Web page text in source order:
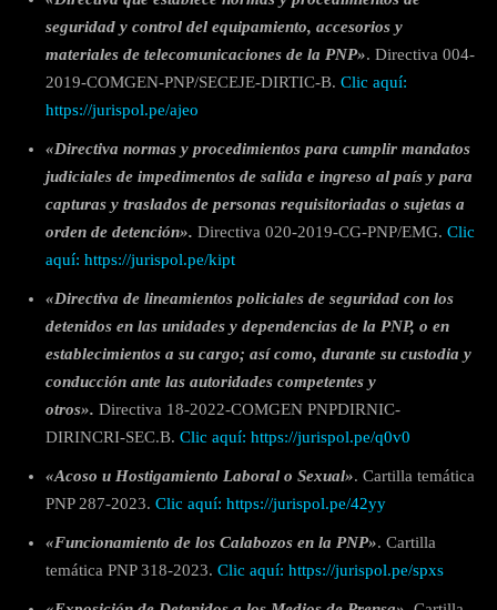
seguridad y control del equipamiento, accesorios y
materiales de telecomunicaciones de la PNP». Directiva 004-
2019-COMGEN-PNP/SECEJE-DIRTIC-B. Clic aquí:
https://jurispol.pe/ajeo
«Directiva normas y procedimientos para cumplir mandatos
judiciales de impedimentos de salida e ingreso al país y para
capturas y traslados de personas requisitoriadas o sujetas a
orden de detención». Directiva 020-2019-CG-PNP/EMG. Clic
aquí: https://jurispol.pe/kipt
«Directiva de lineamientos policiales de seguridad con los
detenidos en las unidades y dependencias de la PNP, o en
establecimientos a su cargo; así como, durante su custodia y
conducción ante las autoridades competentes y
otros». Directiva 18-2022-COMGEN PNPDIRNIC-
DIRINCRI-SEC.B. Clic aquí: https://jurispol.pe/q0v0
«Acoso u Hostigamiento Laboral o Sexual». Cartilla temática
PNP 287-2023. Clic aquí: https://jurispol.pe/42yy
«Funcionamiento de los Calabozos en la PNP». Cartilla
temática PNP 318-2023. Clic aquí: https://jurispol.pe/spxs